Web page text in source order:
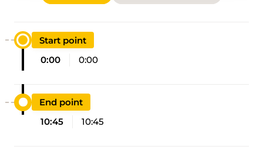
Start point
0:00
0:00
End point
10:45
10:45